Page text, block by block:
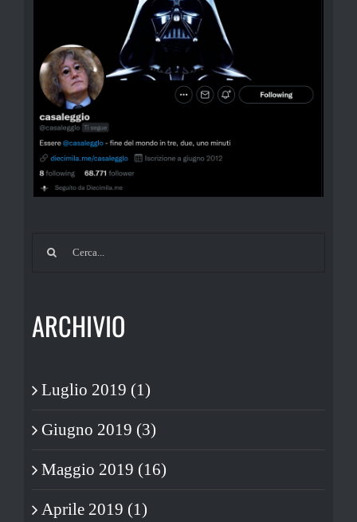
Cerca
ARCHIVIO
Luglio 2019 (1)
Giugno 2019 (3)
Maggio 2019 (16)
Aprile 2019 (1)